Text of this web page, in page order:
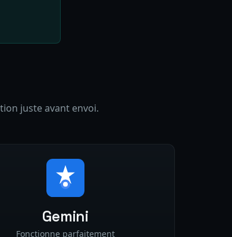
juste avant envoi.
Gemini
Fonctionne parfaitement